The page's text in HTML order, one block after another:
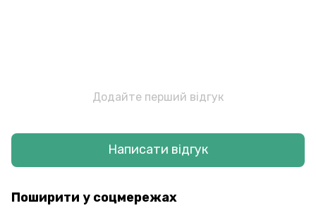
Додайте перший відгук
Написати відгук
Поширити у соцмережах